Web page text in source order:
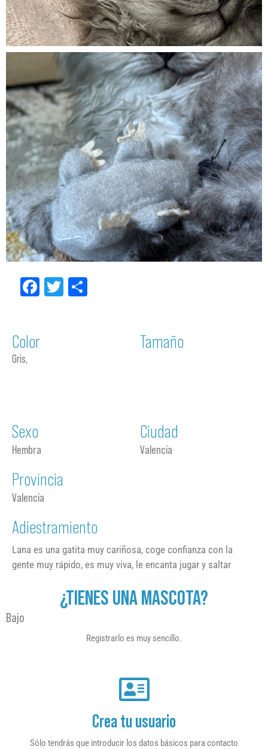
Facebook
Twitter
Color
Gris,
Tamaño
Sexo
Hembra
Ciudad
Valencia
Provincia
Valencia
Adiestramiento
Lana es una gatita muy cariñosa, coge confianza con la
gente muy rápido, es muy viva, le encanta jugar y saltar
¿TIENES UNA MASCOTA?
Bajo
Registrarlo es muy sencillo.
Crea tu usuario
Sólo tendrás que introducir los datos básicos para contacto